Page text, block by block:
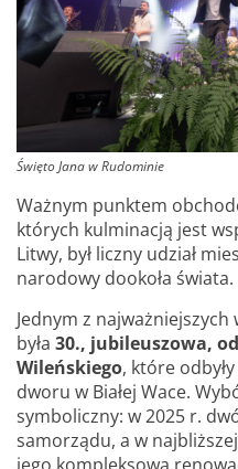
Święto Jana w Rudominie
Ważnym punktem
których kulminacją jest
Litwy, był liczny udział
narodowy dookoła świata.
Jednym z
była 30., jubileuszowa,
Wileńskiego, które
dworu w Białej Wace.
symboliczny: w 2025 r.
samorządu, a w